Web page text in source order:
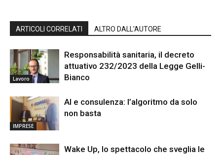
ARTICOLI CORRELATI ALTRO DALL'AUTORE
Lavoro
Responsabilità sanitaria, il decreto
attuativo 232/2023 della Legge Gelli-
Bianco
IMPRESE
AI e consulenza: l’algoritmo da solo
non basta
Wake Up, lo spettacolo che sveglia le